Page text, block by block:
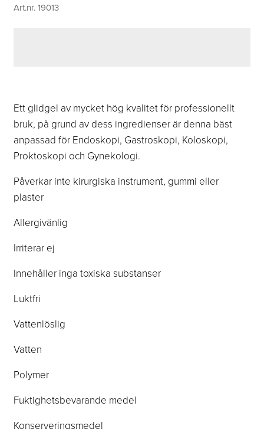
Art.nr. 19013
Ett glidgel av mycket hög kvalitet för professionellt
bruk, på grund av dess ingredienser är denna bäst
anpassad för Endoskopi, Gastroskopi, Koloskopi,
Proktoskopi och Gynekologi.
Påverkar inte kirurgiska instrument, gummi eller
plaster
Allergivänlig
Irriterar ej
Innehåller inga toxiska substanser
Luktfri
Vattenlöslig
Vatten
Polymer
Fuktighetsbevarande medel
Konserveringsmedel